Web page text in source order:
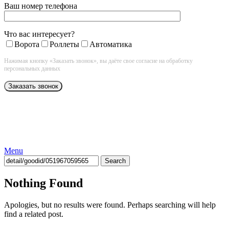
Ваш номер телефона
Что вас интересует?
Ворота
Роллеты Автоматика
Нажимая кнопку «Заказать звонок», вы даёте свое согласие на обработку
персональных данных
Menu
Search
Nothing Found
Apologies, but no results were found. Perhaps searching will help
find a related post.